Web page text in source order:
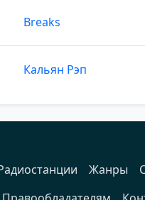
Breaks
Кальян Рэп
Жанры